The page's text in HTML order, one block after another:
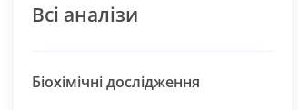
Всі аналізи
Біохімічні дослідження